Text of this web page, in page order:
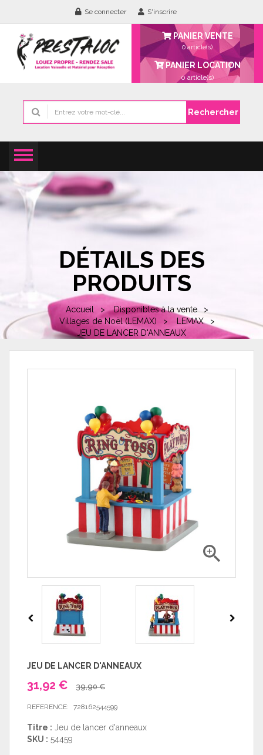
Se connecter S'inscrire
PANIER VENTE
0 article(s)
PANIER LOCATION
0 article(s)
Rechercher
DÉTAILS DES
PRODUITS
Accueil
Disponibles à la vente
Villages de Noël (LEMAX)
LEMAX
JEU DE LANCER D'ANNEAUX

JEU DE LANCER D'ANNEAUX
31,92 € 39,90 €
REFERENCE: 728162544599
Titre : Jeu de lancer d'anneaux
SKU : 54459